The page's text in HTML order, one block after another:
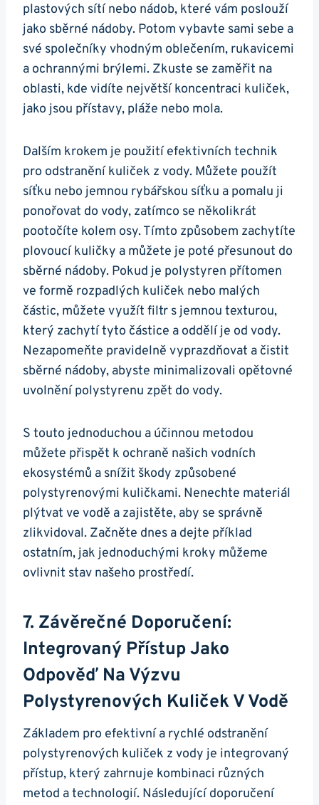
plastových sítí nebo nádob, které vám poslouží
jako sběrné nádoby. Potom vybavte sami sebe a
své společníky vhodným oblečením, rukavicemi
a ochrannými brýlemi. Zkuste se zaměřit na
oblasti, kde vidíte největší koncentraci kuliček,
jako jsou přístavy, pláže nebo mola.
Dalším krokem je použití efektivních technik
pro odstranění kuliček z vody. Můžete použít
síťku nebo jemnou rybářskou síťku a pomalu ji
ponořovat do vody, zatímco se několikrát
pootočíte kolem osy. Tímto způsobem zachytíte
plovoucí kuličky a můžete je poté přesunout do
sběrné nádoby. Pokud je polystyren přítomen
ve formě rozpadlých kuliček nebo malých
částic, můžete využít filtr s jemnou texturou,
který zachytí tyto částice a oddělí je od vody.
Nezapomeňte pravidelně vyprazdňovat a čistit
sběrné nádoby, abyste minimalizovali opětovné
uvolnění polystyrenu zpět do vody.
S touto jednoduchou a účinnou metodou
můžete přispět k ochraně našich vodních
ekosystémů a snížit škody způsobené
polystyrenovými kuličkami. Nenechte materiál
plýtvat ve vodě a zajistěte, aby se správně
zlikvidoval. Začněte dnes a dejte příklad
ostatním, jak jednoduchými kroky můžeme
ovlivnit stav našeho prostředí.
7. Závěrečné Doporučení:
Integrovaný Přístup Jako
Odpověď Na Výzvu
Polystyrenových Kuliček V Vodě
Základem pro efektivní a rychlé odstranění
polystyrenových kuliček z vody je integrovaný
přístup, který zahrnuje kombinaci různých
metod a technologií. Následující doporučení